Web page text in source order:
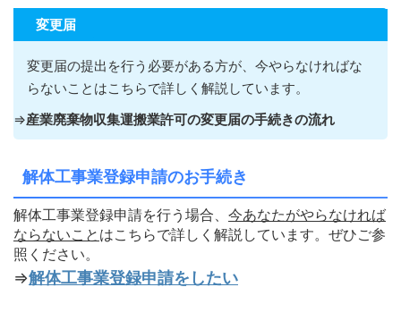
変更届
変更届の提出を行う必要がある方が 、今やらなければな
らないこ とはこちらで詳しく解説しています。
⇒産業廃棄物収集運搬業許可の変更届の手続きの流れ
解体工事業登録申請のお手続き
解体工事業登録申請を行う場合、 今あなたがやらなければ
ならないこ と はこちらで詳しく解説しています。ぜひご参
照ください。
⇒解体工事業登録申請をしたい